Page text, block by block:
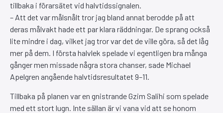
tillbaka i förarsätet vid halvtidssignalen.
– Att det var målsnålt tror jag bland annat berodde på att
deras målvakt hade ett par klara räddningar. De sprang också
lite mindre i dag, vilket jag tror var det de ville göra, så det låg
mer på dem. I första halvlek spelade vi egentligen bra många
gånger men missade några stora chanser, sade Michael
Apelgren angående halvtidsresultatet 9–11.
Tillbaka på planen var en gnistrande Gzim Salihi som spelade
med ett stort lugn. Inte sällan är vi vana vid att se honom